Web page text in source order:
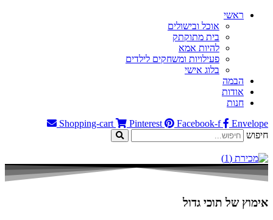
ראשי
אוכל ובישולים
בית מתוקתק
להיות אמא
פעילויות ומשחקים לילדים
בלוג אישי
הבמה
אודות
חנות
Shopping-cart
Pinterest Facebook-f
Envelope
חיפוש
אימוץ של תוכי גדול